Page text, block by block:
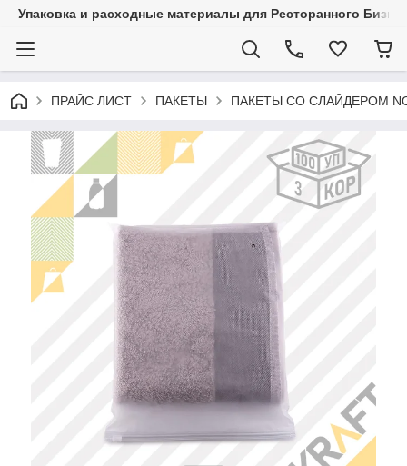
Упаковка и расходные материалы для Ресторанного
ПРАЙС ЛИСТ ПАКЕТЫ ПАКЕТЫ СО СЛАЙДЕРОМ